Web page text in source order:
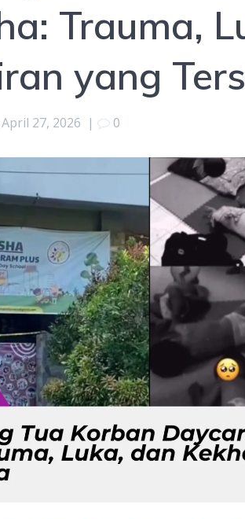
Trauma,
yang
April 27, 2026 | 0